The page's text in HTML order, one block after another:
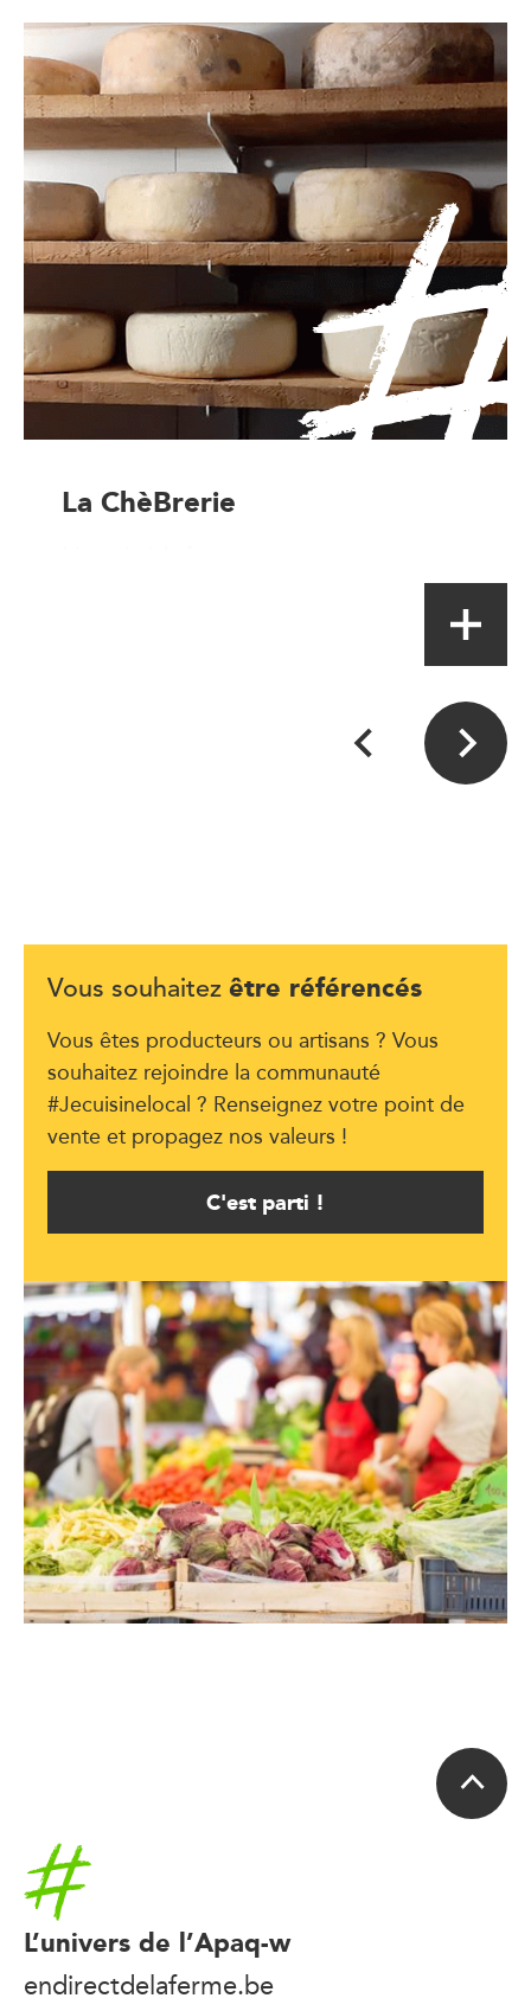
La ChèBrerie
Vous souhaitez être référencés
Vous êtes producteurs ou artisans ? Vous
souhaitez rejoindre la communauté
#Jecuisinelocal ? Renseignez votre point de
vente et propagez nos valeurs !
C'est parti !
Accueil
L’univers de l’Apaq-w
endirectdelaferme.be